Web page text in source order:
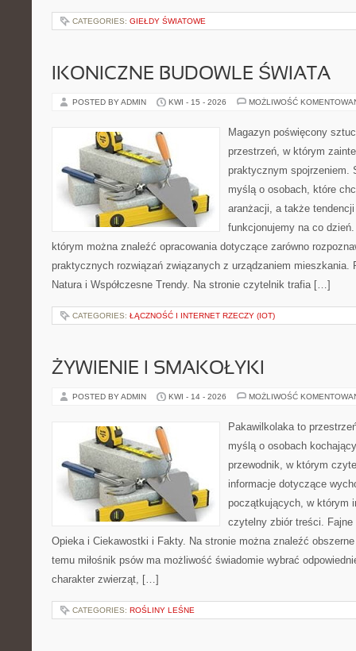
CATEGORIES: GIEŁDY ŚWIATOWE
IKONICZNE BUDOWLE ŚWIATA
POSTED BY ADMIN KWI - 15 - 2026 MOŻLIWOŚĆ
Magazyn poświęcony
przestrzeń, w którym
praktycznym spojrzeniem.
myślą o osobach, które
aranżacji, a także
funkcjonujemy na co
którym można znaleźć opracowania dotyczące zarówno
praktycznych rozwiązań związanych z urządzaniem mieszkania.
Natura i Współczesne Trendy. Na stronie czytelnik trafia […]
CATEGORIES: ŁĄCZNOŚĆ I INTERNET RZECZY (IOT)
ŻYWIENIE I SMAKOŁYKI
POSTED BY ADMIN KWI - 14 - 2026 MOŻLIWOŚĆ
Pakawilkolaka to
myślą o osobach
przewodnik, w którym
informacje dotyczące
początkujących, w którym
czytelny zbiór treści. Fajne
Opieka i Ciekawostki i Fakty. Na stronie można znaleźć
temu miłośnik psów ma możliwość świadomie wybrać
charakter zwierząt, […]
CATEGORIES: ROŚLINY LEŚNE